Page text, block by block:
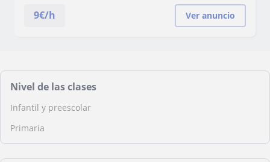
9€/h Ver anuncio
Nivel de las clases
Infantil y preescolar
Primaria